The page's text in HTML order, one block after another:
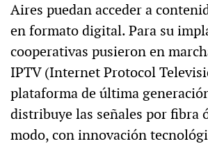
Aires puedan acceder a
en formato digital. Para su
cooperativas pusieron en
IPTV (Internet Protocol
plataforma de última
distribuye las señales por fibra
modo, con innovación